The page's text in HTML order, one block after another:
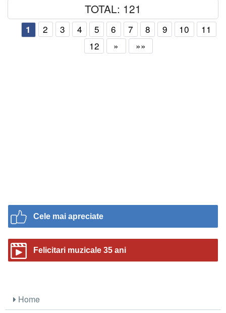
TOTAL: 121
1 2 3 4 5 6 7 8 9 10
11
12
» »»
Cele mai apreciate
Felicitari muzicale 35 ani
Home